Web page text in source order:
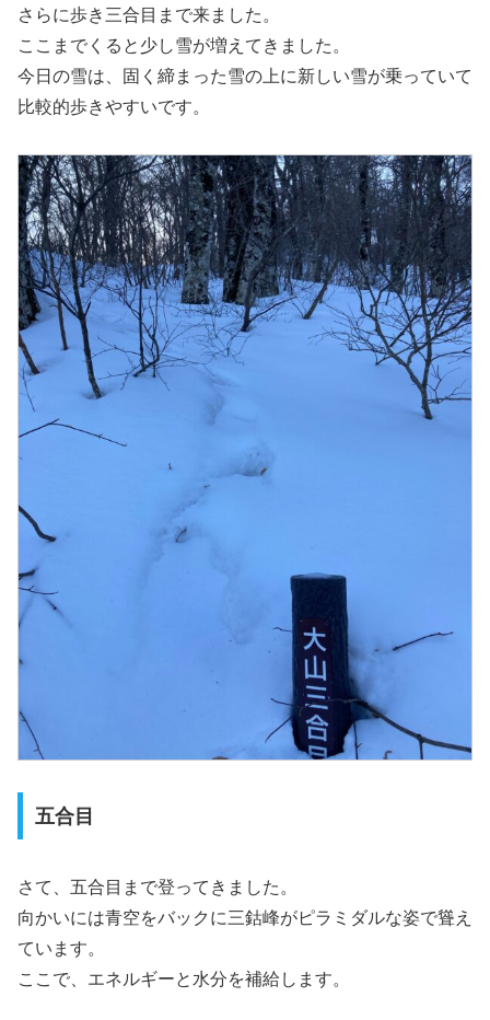
さらに歩き三合目まで来ました。
ここまでくると少し雪が増えてきました。
今日の雪は、固く締まった雪の上に新しい雪が乗っていて
比較的歩きやすいです。
五合目
さて、五合目まで登ってきました。
向かいには青空をバックに三鈷峰がピラミダルな姿で聳え
ています。
ここで、エネルギーと水分を補給します。